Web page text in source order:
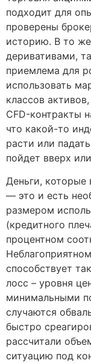
подходит для
проверены
историю. В то
деривативами,
приемлема для
использовать
классов
CFD-контракты
что какой-то
расти или
пойдет вверх
Деньги,
— это и есть
размером
(кредитного
процентном
способствует
лосс – уровня
минимальными
случаются
быстро
рассчитали
ситуацию под